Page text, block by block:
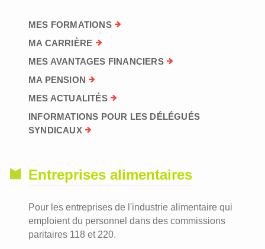
MES FORMATIONS
MA CARRIÈRE
MES AVANTAGES FINANCIERS
MA PENSION
MES ACTUALITÉS
INFORMATIONS POUR LES DÉLÉGUÉS
SYNDICAUX
Entreprises alimentaires
Pour les entreprises de l'industrie alimentaire qui
emploient du personnel dans des commissions
paritaires 118 et 220.